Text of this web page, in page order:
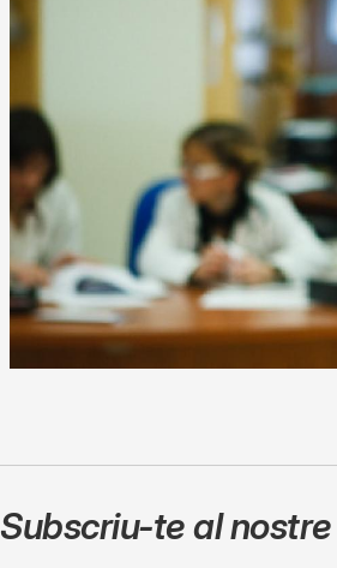
Subscriu-te al